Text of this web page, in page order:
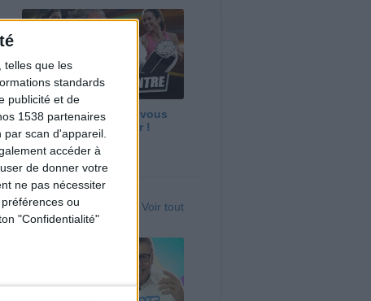
telles que les
standards
publicité et de
1538 partenaires
scan d'appareil.
accéder à
de donner votre
ne pas nécessiter
ou
"Confidentialité"
Maigrir vite ? Ce que vous
devez vraiment savoir !
Voir tout